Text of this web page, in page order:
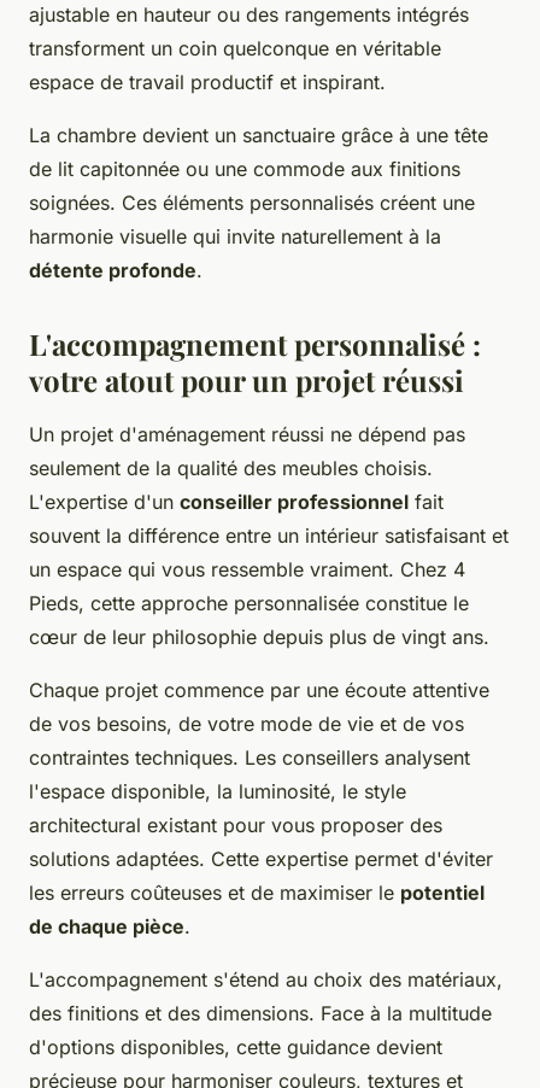
ajustable en hauteur ou des rangements intégrés
transforment un coin quelconque en véritable
espace de travail productif et inspirant.
La chambre devient un sanctuaire grâce à une tête
de lit capitonnée ou une commode aux finitions
soignées. Ces éléments personnalisés créent une
harmonie visuelle qui invite naturellement à la
détente profonde.
L'accompagnement personnalisé :
votre atout pour un projet réussi
Un projet d'aménagement réussi ne dépend pas
seulement de la qualité des meubles choisis.
L'expertise d'un conseiller professionnel fait
souvent la différence entre un intérieur satisfaisant et
un espace qui vous ressemble vraiment. Chez 4
Pieds, cette approche personnalisée constitue le
cœur de leur philosophie depuis plus de vingt ans.
Chaque projet commence par une écoute attentive
de vos besoins, de votre mode de vie et de vos
contraintes techniques. Les conseillers analysent
l'espace disponible, la luminosité, le style
architectural existant pour vous proposer des
solutions adaptées. Cette expertise permet d'éviter
les erreurs coûteuses et de maximiser le potentiel
de chaque pièce.
L'accompagnement s'étend au choix des matériaux,
des finitions et des dimensions. Face à la multitude
d'options disponibles, cette guidance devient
précieuse pour harmoniser couleurs, textures et